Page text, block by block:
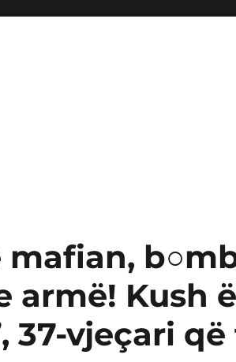
mafian,
armë! Kush
37-vjeçari